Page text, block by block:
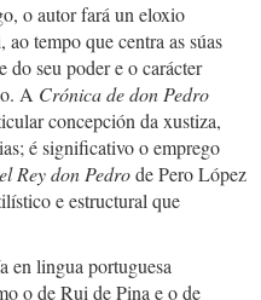
o autor fará un eloxio
tempo que centra as súas
do seu poder e o carácter
A Crónica de don Pedro
concepción da xustiza,
é significativo o emprego
Rey don Pedrode Pero López
e estructural que
en lingua portuguesa
o de Rui de Pina e o de